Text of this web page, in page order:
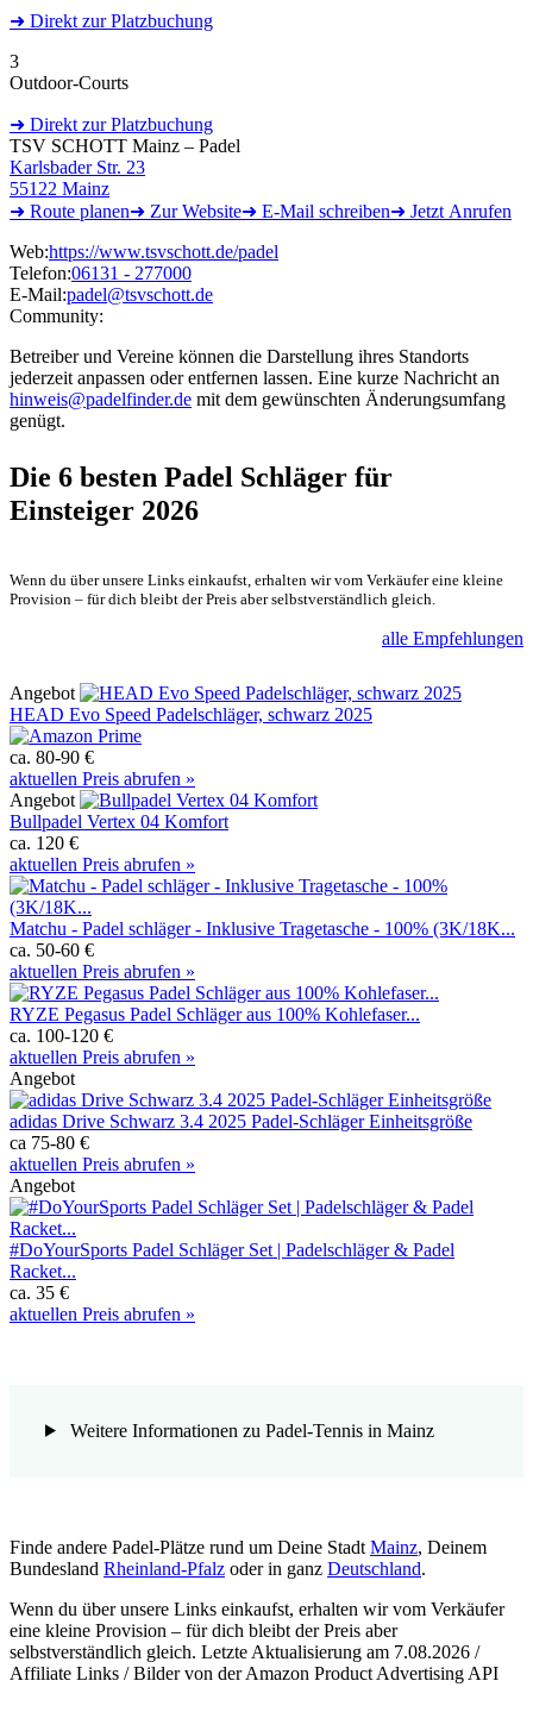
➜ Direkt zur Platzbuchung
3
Outdoor-Courts
➜ Direkt zur Platzbuchung
TSV SCHOTT Mainz – Padel
Karlsbader Str. 23
55122 Mainz
➜ Route planen➜ ZurWebsite➜ E-Mail schreiben➜ Jetzt Anrufen
Web:https://www.tsvschott.de/padel
Telefon:06131 - 277000
E-Mail:padel@tsvschott.de
Community:
Betreiber und Vereine können die Darstellung ihres Standorts
jederzeit anpassen oder entfernen lassen. Eine kurze Nachricht an
hinweis@padelfinder.de mit dem gewünschten Änderungsumfang
genügt.
Die 6 besten Padel Schläger für
Einsteiger 2026
Wenn du über unsere Links einkaufst, erhalten wir vom Verkäufer eine kleine
Provision – für dich bleibt der Preis aber selbstverständlich gleich.
alle Empfehlungen
Angebot
HEAD Evo Speed Padelschläger, schwarz 2025
ca. 80-90 €
aktuellen Preis abrufen »
Angebot
Bullpadel Vertex 04 Komfort
ca. 120 €
aktuellen Preis abrufen »
Matchu - Padel schläger - Inklusive Tragetasche - 100% (3K/18K...
ca. 50-60 €
aktuellen Preis abrufen »
RYZE Pegasus Padel Schläger aus 100% Kohlefaser...
ca. 100-120 €
aktuellen Preis abrufen »
Angebot
adidas Drive Schwarz 3.4 2025 Padel-Schläger Einheitsgröße
ca 75-80 €
aktuellen Preis abrufen »
Angebot
#DoYourSports Padel Schläger Set | Padelschläger & Padel
Racket...
ca. 35 €
aktuellen Preis abrufen »
Weitere Informationen zu Padel-Tennis in Mainz
Finde andere Padel-Plätze rund um Deine Stadt Mainz, Deinem
Bundesland Rheinland-Pfalz oder in ganz Deutschland.
Wenn du über unsere Links einkaufst, erhalten wir vom Verkäufer
eine kleine Provision – für dich bleibt der Preis aber
selbstverständlich gleich. Letzte Aktualisierung am 7.08.2026 /
Affiliate Links / Bilder von der Amazon Product Advertising API